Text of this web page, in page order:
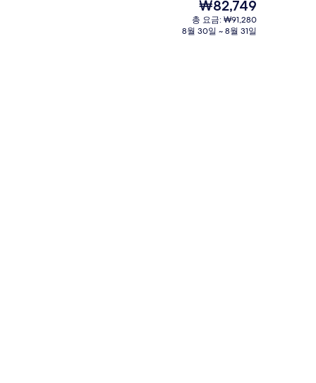
로비 좌석 공간
현
재
가
₩82,749
총 요금: ₩91,280
8월 30일 ~ 8월 31일